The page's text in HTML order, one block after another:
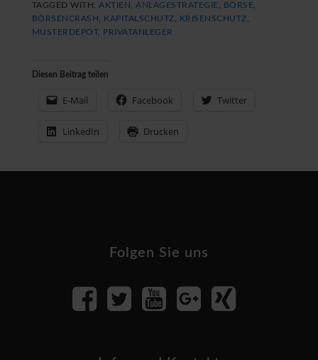
TAGGED WITH: AKTIEN ANLAGESTRATEGIE BÖRSE
BÖRSENCRASH
KAPITALSCHUTZ KRISENSCHUTZ
MUSTERDEPOT, PRIVATANLEGER
Diesen Beitrag teilen
E-Mail Facebook Twitter
LinkedIn Drucken
Folgen Sie uns